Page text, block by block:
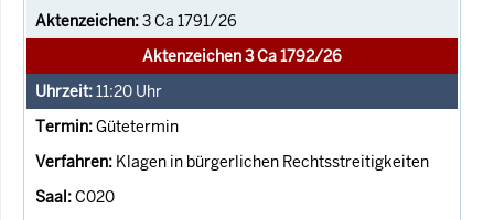
3 Ca 1791/26
Aktenzeichen 3 Ca 1792/26
11:20 Uhr
Gütetermin
Klagen in bürgerlichen Rechtsstreitigkeiten
C020